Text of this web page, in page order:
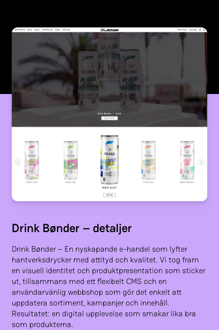
Drink Bønder – detaljer
Drink Bønder – En nyskapande e-handel som lyfter
hantverksdrycker med attityd och kvalitet. Vi tog fram
en visuell identitet och produktpresentation som sticker
ut, tillsammans med ett flexibelt CMS och en
användarvänlig webbshop som gör det enkelt att
uppdatera sortiment, kampanjer och innehåll.
Resultatet: en digital upplevelse som smakar lika bra
som produkterna.